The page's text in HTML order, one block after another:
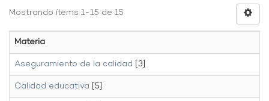
Mostrando ítems 1-15 de 15
Materia
Aseguramiento de la calidad [3]
Calidad educativa [5]